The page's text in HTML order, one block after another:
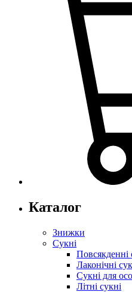
Каталог
Знижки
Сукні
Повсякденні
Лаконічні
Сукні для
Літні сукні